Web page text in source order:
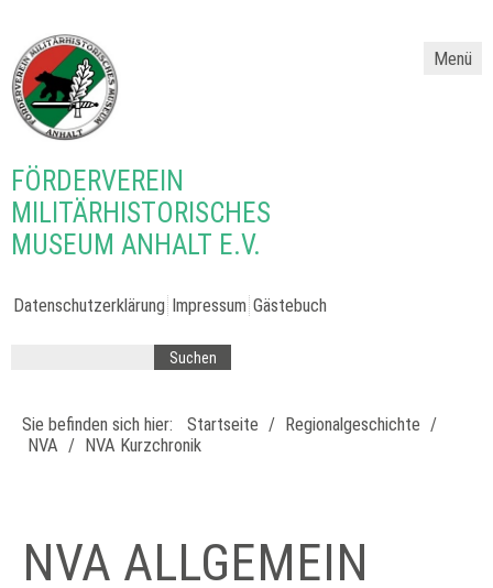
Menü
FÖRDERVEREIN
MILITÄRHISTORISCHES
MUSEUM ANHALT E.V.
Datenschutzerklärung Impressum Gästebuch
Sie befinden sich hier: Startseite / Regionalgeschichte /
NVA / NVA Kurzchronik
NVA ALLGEMEIN